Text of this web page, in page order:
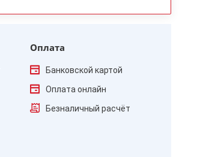
Оплата
Банковской картой
Оплата онлайн
Безналичный расчёт